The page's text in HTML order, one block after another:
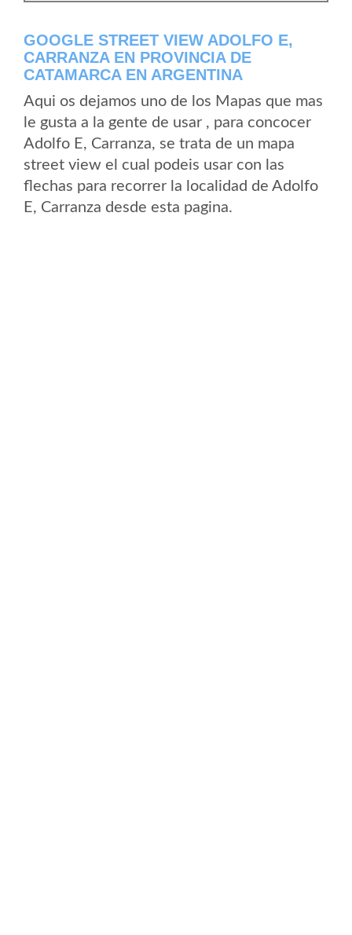
GOOGLE STREET VIEW ADOLFO E,
CARRANZA EN PROVINCIA DE
CATAMARCA EN ARGENTINA
Aqui os dejamos uno de los Mapas que mas
le gusta a la gente de usar , para concocer
Adolfo E, Carranza, se trata de un mapa
street view el cual podeis usar con las
flechas para recorrer la localidad de Adolfo
E, Carranza desde esta pagina.